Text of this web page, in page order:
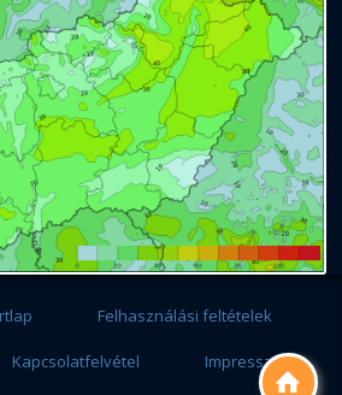

Felhasználási feltételek
Kapcsolatfelvétel Impresszum